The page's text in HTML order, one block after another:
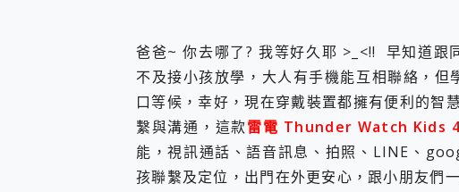
Xiaomi 14 Ultra 開箱 評測~ 有深度
vivo TWS 3e 真無線藍牙耳機智慧
MSI Claw 掌機專屬配件包 來囉 完
人像旗艦 vivo V30 系列 開箱 評測!
多個願望一次滿足 超強散熱 微星
一吸完美對位 擁有超強吸力與超
Motorola edge 70 pro 及 moto
近八千元的 Soundcore Liberty 5
爸爸~ 你去哪了? 我等好久耶 >_<!! 早知道
不及接小孩放學，大人有手機能互相聯絡，
口等候，幸好，現在穿戴裝置都擁有便利的智
繫與溝通，這款雷電 Thunder Watch Kids
能，視訊通話、語音訊息、拍照、LINE、
孩聯繫及定位，出門在外更安心，跟小朋友們